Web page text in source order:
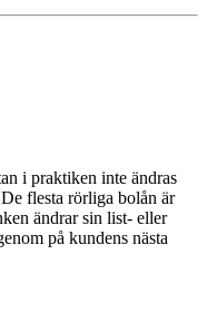
i praktiken inte ändras
flesta rörliga bolån är
ändrar sin list- eller
på kundens nästa